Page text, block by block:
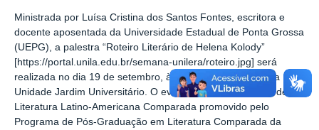
Ministrada por Luísa Cristina dos Santos Fontes, escritora e
docente aposentada da Universidade Estadual de Ponta Grossa
(UEPG), a palestra “Roteiro Literário de Helena Kolody”
[https://portal.unila.edu.br/semana-unilera/roteiro.jpg] será
realizada no dia 19 de setembro, às 19h, na sala C-203 da
Unidade Jardim Universitário. O evento faz parte do Ciclo de
Literatura Latino-Americana Comparada promovido pelo
Programa de Pós-Graduação em Literatura Comparada da